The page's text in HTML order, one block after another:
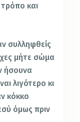
και
συλληφθείς
μήτε σώμα
ήσουνα
λιγότερο κι
κόκκο
όμως πριν